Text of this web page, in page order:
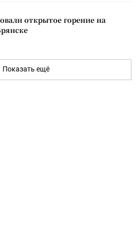
открытое горение на
Показать ещё